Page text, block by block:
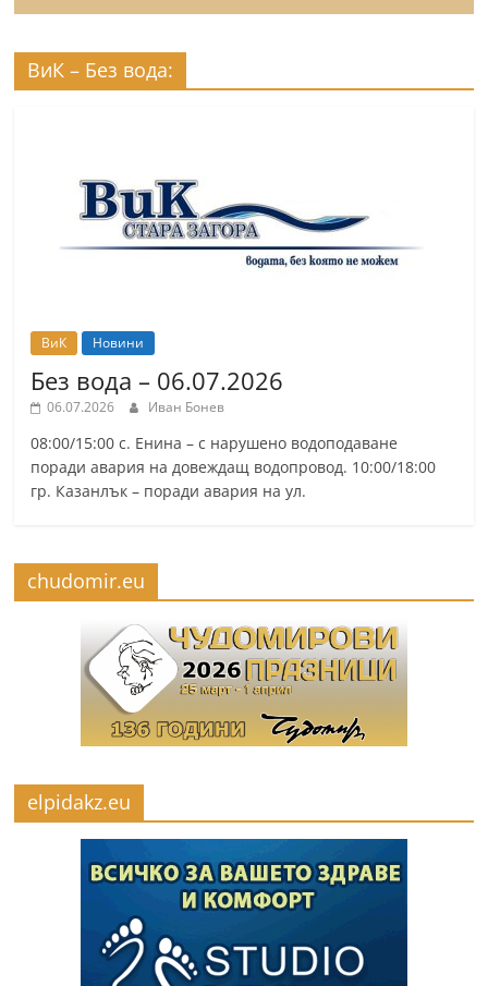
ВиК – Без вода:
ВиК Новини
Без вода – 06.07.2026
06.07.2026 Иван Бонев
08:00/15:00 с. Енина – с нарушено водоподаване
поради авария на довеждащ водопровод. 10:00/18:00
гр. Казанлък – поради авария на ул.
chudomir.eu
elpidakz.eu